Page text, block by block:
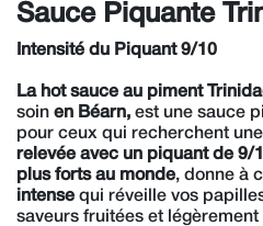
Sauce Piquante
Intensité du Piquant 9/10
La hot sauce au piment
soin en Béarn, est une sauce
pour ceux qui recherchent une
relevée avec un piquant de 9/
plus forts au monde, donne à
intense qui réveille vos
saveurs fruitées et